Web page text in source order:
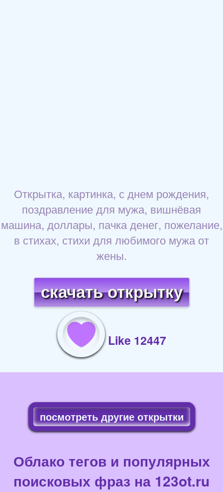
Открытка, картинка, с днем рождения,
поздравление для мужа, вишнёвая
машина, доллары, пачка денег, пожелание,
в стихах, стихи для любимого мужа от
жены.
скачать открытку
Like 12447
посмотреть другие открытки
Облако тегов и популярных
поисковых фраз на 123ot.ru